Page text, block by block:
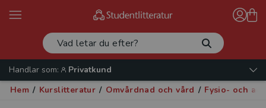
Handlar som:
Privatkund
Hem / Kurslitteratur / Omvårdnad och vård / Fysio- och